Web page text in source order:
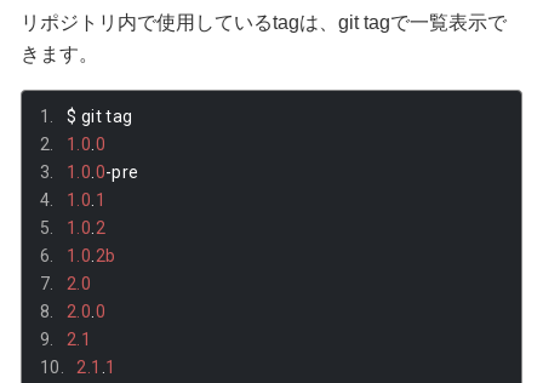
リポジトリ内で使用しているtagは、git tagで一覧表示で
きます。
$ git tag
1.0 0
1.0 0-pre
1.0 1
1.0 2
1.0 2b
2.0
2.0 0
2.1
2.1 1